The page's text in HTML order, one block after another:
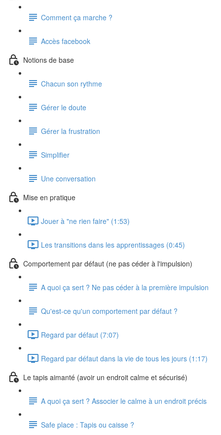
Comment ça marche ?
Accès facebook
Notions de base
Chacun son rythme
Gérer le doute
Gérer la frustration
Simplifier
Une conversation
Mise en pratique
Jouer à "ne rien faire" (1:53)
Les transitions dans les apprentissages (0:45)
Comportement par défaut (ne pas céder à l'impulsion)
A quoi ça sert ? Ne pas céder à la première impulsion
Qu'est-ce qu'un comportement par défaut ?
Regard par défaut (7:07)
Regard par défaut dans la vie de tous les jours (1:17)
Le tapis aimanté (avoir un endroit calme et sécurisé)
A quoi ça sert ? Associer le calme à un endroit précis
Safe place : Tapis ou caisse ?